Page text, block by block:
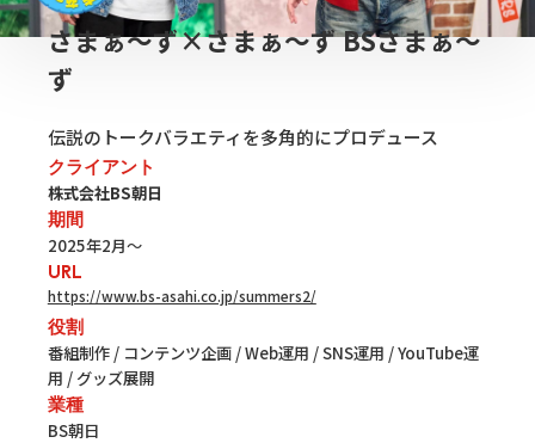
さまぁ〜ず×さまぁ〜ず BSさまぁ〜
ず
伝説のトークバラエティを多角的にプロデュース
クライアント
株式会社BS朝日
期間
2025年2月～
URL
https://www.bs-asahi.co.jp/summers2/
役割
番組制作 / コンテンツ企画 / Web運用 / SNS運用 / YouTube運
用 / グッズ展開
業種
BS朝日